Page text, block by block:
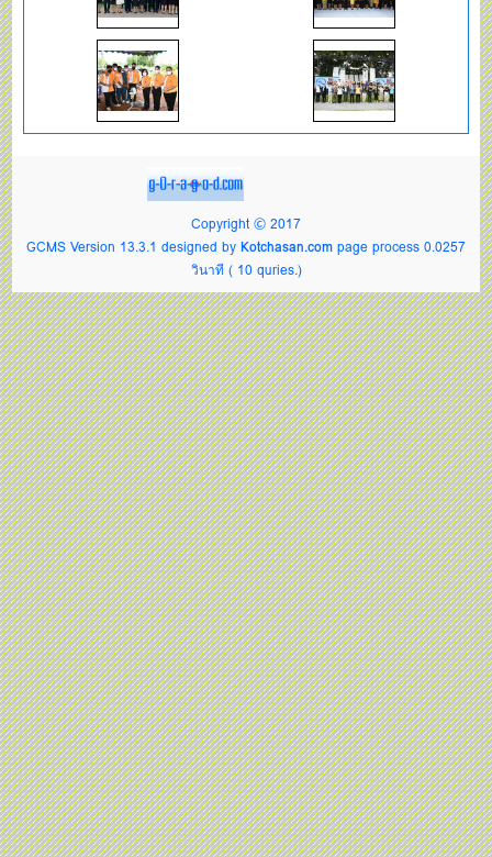
Copyright © 2017
GCMS Version 13.3.1 designed by Kotchasan.com page process 0.0257
วินาที ( 10 quries.)